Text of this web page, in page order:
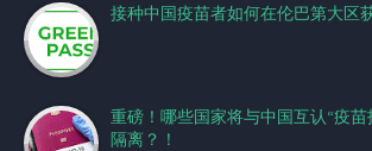
接种中国疫苗者如何在伦巴第大区
重磅！哪些国家将与中国互认“疫
隔离？！